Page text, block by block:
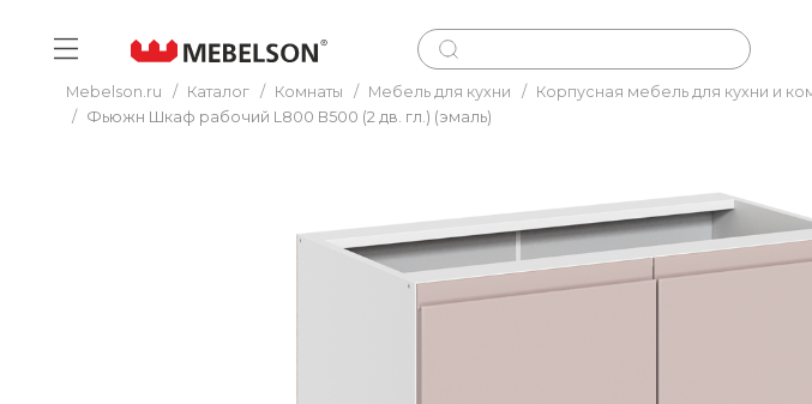
Mebelson.ru / Каталог / Комнаты / Мебель для кухни / Корпусная мебель для кухни и
/ Фьюжн Шкаф рабочий L800 B500 (2 дв. гл.) (эмаль)